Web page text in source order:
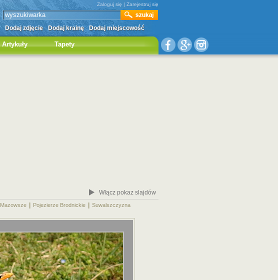
Zaloguj się | Zarejestruj się
Dodaj zdjęcie Dodaj krainę Dodaj miejscowość
Artykuły Tapety
Włącz pokaz slajdów
Mazowsze Pojezierze Brodnickie Suwalszczyzna